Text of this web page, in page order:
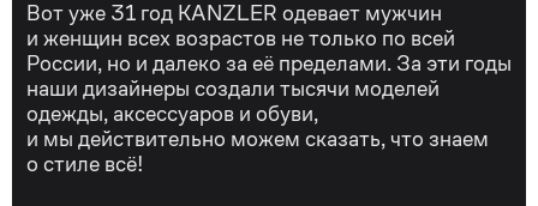
Вот уже 31 год KANZLER одевает мужчин
и женщин всех возрастов не только по всей
России, но и далеко за её пределами. За эти годы
наши дизайнеры создали тысячи моделей
одежды, аксессуаров и обуви,
и мы действительно можем сказать, что знаем
о стиле всё!